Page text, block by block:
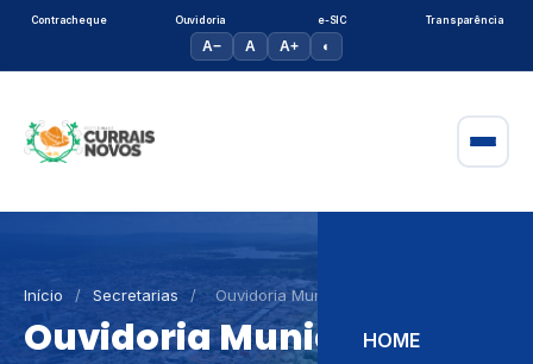
Contracheque Ouvidoria e-SIC Transparência
A− A A+ ◐
HOME
Início / Secretarias / Ouvidoria Municipal
Ouvidoria Municipal